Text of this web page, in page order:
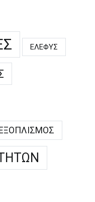
ΕΛΕΦΥΣ
ΕΞΟΠΛΙΣΜΌΣ